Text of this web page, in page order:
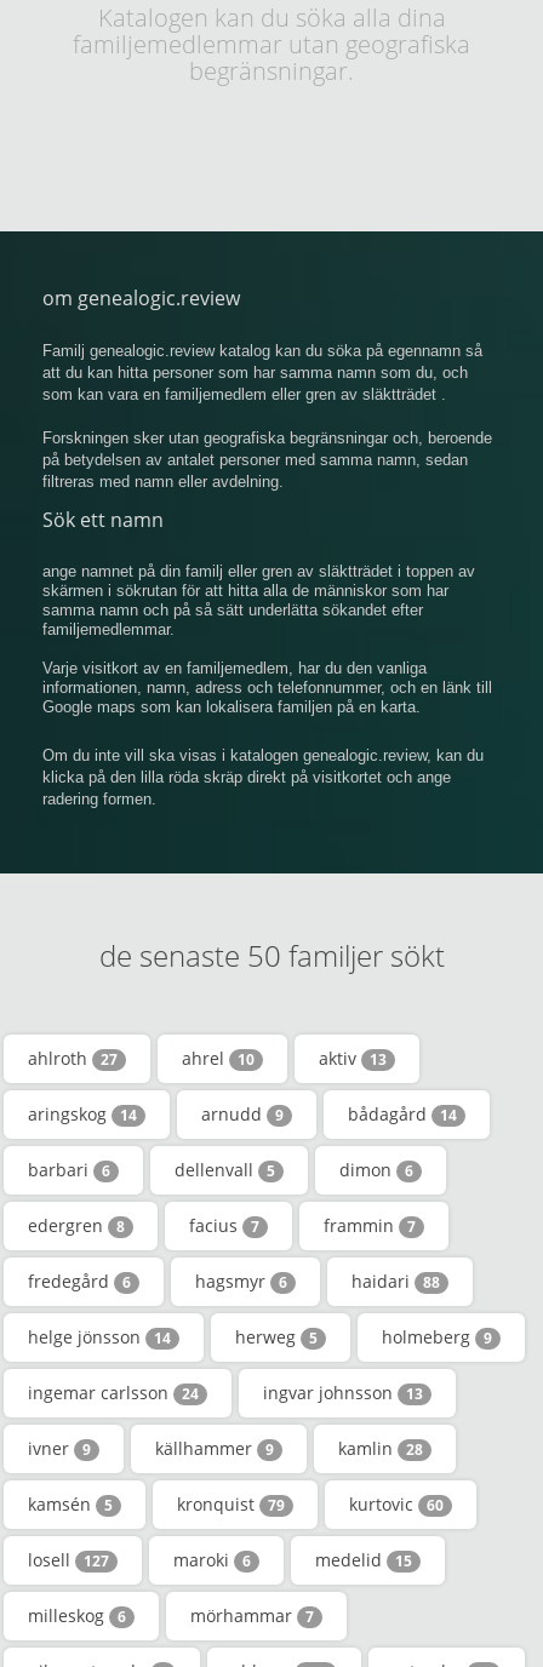
Katalogen kan du söka alla dina
familjemedlemmar utan geografiska
begränsningar.
om genealogic.review
Familj genealogic.review katalog kan du söka på egennamn så
att du kan hitta personer som har samma namn som du, och
som kan vara en familjemedlem eller gren av släktträdet .
Forskningen sker utan geografiska begränsningar och, beroende
på betydelsen av antalet personer med samma namn, sedan
filtreras med namn eller avdelning.
Sök ett namn
ange namnet på din familj eller gren av släktträdet i toppen av
skärmen i sökrutan för att hitta alla de människor som har
samma namn och på så sätt underlätta sökandet efter
familjemedlemmar.
Varje visitkort av en familjemedlem, har du den vanliga
informationen, namn, adress och telefonnummer, och en länk till
Google maps som kan lokalisera familjen på en karta.
Om du inte vill ska visas i katalogen genealogic.review, kan du
klicka på den lilla röda skräp direkt på visitkortet och ange
radering formen.
de senaste 50 familjer sökt
ahlroth 27 ahrel 10 aktiv 13
aringskog 14 arnudd 9 bådagård 14
barbari 6 dellenvall 5 dimon 6
edergren 8 facius 7 frammin 7
fredegård 6 hagsmyr 6 haidari 88
helge jönsson 14 herweg 5 holmeberg 9
ingemar carlsson 24 ingvar johnsson 13
ivner 9 källhammer 9 kamlin 28
kamsén 5 kronquist 79 kurtovic 60
losell 127 maroki 6 medelid 15
milleskog 6 mörhammar 7